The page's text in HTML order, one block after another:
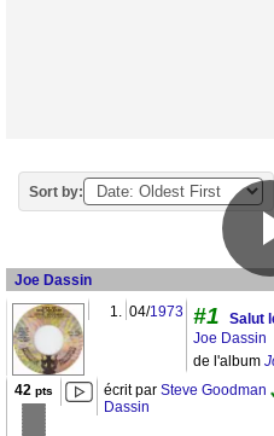
Sort by:
Joe Dassin
1. 04/1973 #1
Salut
Joe Dassin
de l'album
42 pts écrit par Steve Goodman
Dassin